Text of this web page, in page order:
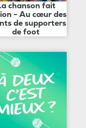
chanson fait
- Au cœur des
de supporters
de foot